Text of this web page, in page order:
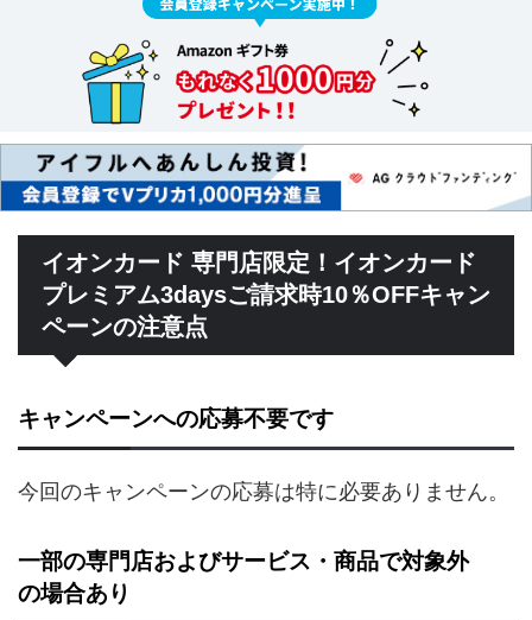
イオンカード 専門店限定！イオンカード
プレミアム3daysご請求時10％OFFキャン
ペーンの注意点
キャンペーンへの応募不要です
今回のキャンペーンの応募は特に必要ありません。
一部の専門店およびサービス・商品で対象外
の場合あり